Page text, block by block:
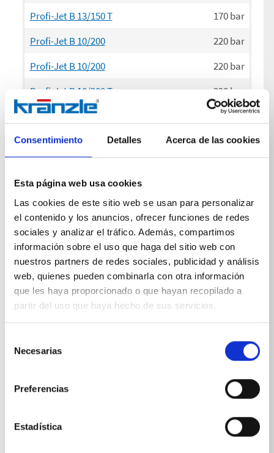
Consentimiento Detalles Acerca de las cookies
Esta página web usa cookies
Las cookies de este sitio web se usan para personalizar
el contenido y los anuncios, ofrecer funciones de redes
sociales y analizar el tráfico. Además, compartimos
información sobre el uso que haga del sitio web con
nuestros partners de redes sociales, publicidad y análisis
web, quienes pueden combinarla con otra información
que les haya proporcionado o que hayan recopilado a
partir del uso que haya hecho de sus servicios.
Necesarias
Preferencias
Estadística
Profi-Jet B 13/150 T
170bar
Profi-Jet B 10/200
220bar
Profi-Jet B 10/200
220bar
Profi-Jet B 10/200 T
220 bar
Profi-Jet B 16/220
240bar
Profi-Jet B 16/220 T
240bar
Profi-Jet B 20/200 T
Profi-Jet B 16/250
270bar
Profi-Jet B 16/250 T
270
Sobrepresión admisible
Profi-Jet B 13/150
17MPa
Profi-Jet B 13/150
17MPa
22MPa
Profi-Jet B 10/200
22MPa